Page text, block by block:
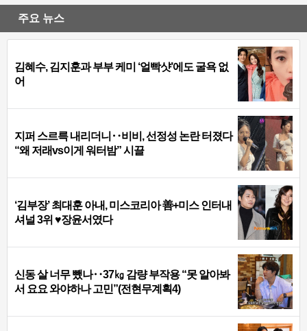
주요 뉴스
김혜수, 김지훈과 부부 케미 ‘얼빡샷’에도 굴욕 없
어
지퍼 스르륵 내리더니‥비비, 선정성 논란 터졌다
“왜 저래vs이게 워터밤” 시끌
‘김부장’ 최대훈 아내, 미스코리아 善+미스 인터내
셔널 3위 ♥장윤서였다
신동 살 너무 뺐나‥37㎏ 감량 부작용 “못 알아봐
서 요요 와야하나 고민”(전현무계획4)